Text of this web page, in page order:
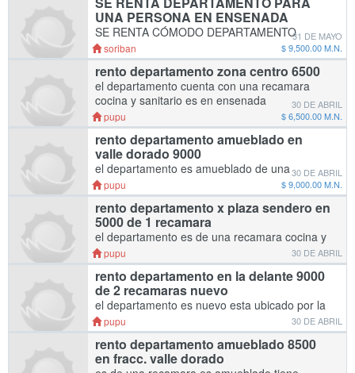
MAYOR INFORMACIÓN AL WHATSAPP
6461236005 nota: no mascotas
UNA PERSONA EN ENSENADA
SE RENTA CÓMODO DEPARTAMENTO
TOTALMENTE EQUIPADO CON
ESTACIONAMIENTO PRIVADO. MAYOR
INFORMACION AL WHATSAPP 646 123 60 05
nota: no mascotas
soriban
31 DE MAYO
$ 9,500.00 M.N.
rento departamento zona centro 6500
el departamento cuenta con una recamara
cocina y sanitario es en ensenada
pupu
30 DE ABRIL
$ 6,500.00 M.N.
rento departamento amueblado en
valle dorado 9000
el departamento es amueblado de una
recamara cocina y sanitario es en ensenada
en fraccionamiento valle dorado
pupu
30 DE ABRIL
$ 9,000.00 M.N.
rento departamento x plaza sendero en
5000 de 1 recamara
el departamento es de una recamara cocina y
sanitario en ensenada en la colonia morelos
es nuevo el departamento. cuenta con
estacionamiento
pupu 30 DE ABRIL
rento departamento en la delante 9000
de 2 recamaras nuevo
el departamento es nuevo esta ubicado por la
delante es de dos recamaras en ensenada
pupu 30 DE ABRIL
rento departamento amueblado 8500
en fracc. valle dorado